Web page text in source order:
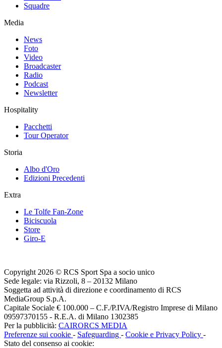
Squadre
Media
News
Foto
Video
Broadcaster
Radio
Podcast
Newsletter
Hospitality
Pacchetti
Tour Operator
Storia
Albo d'Oro
Edizioni Precedenti
Extra
Le Tolfe Fan-Zone
Biciscuola
Store
Giro-E
Copyright 2026 © RCS Sport Spa a socio unico
Sede legale: via Rizzoli, 8 – 20132 Milano
Soggetta ad attività di direzione e coordinamento di RCS
MediaGroup S.p.A.
Capitale Sociale € 100.000 – C.F./P.IVA/Registro Imprese di Milano
09597370155 - R.E.A. di Milano 1302385
Per la pubblicità: CAIRORCS MEDIA
Preferenze sui cookie - Safeguarding - Cookie e Privacy Policy -
Stato del consenso ai cookie: